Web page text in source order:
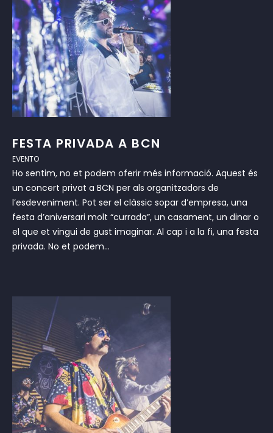
FESTA PRIVADA A BCN
EVENTO
Ho sentim, no et podem oferir més informació. Aquest és
un concert privat a BCN per als organitzadors de
l’esdeveniment. Pot ser el clàssic sopar d’empresa, una
festa d’aniversari molt “currada”, un casament, un dinar o
el que et vingui de gust imaginar. Al cap i a la fi, una festa
privada. No et podem...